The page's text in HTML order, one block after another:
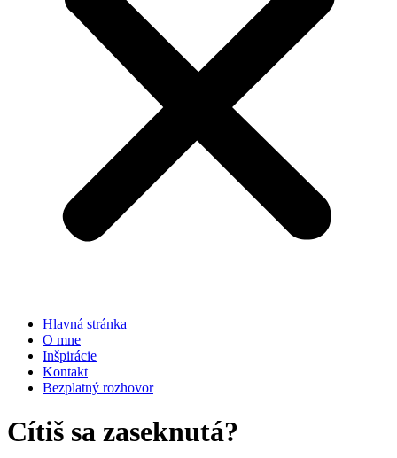
Hlavná stránka
O mne
Inšpirácie
Kontakt
Bezplatný rozhovor
Cítiš sa zaseknutá?